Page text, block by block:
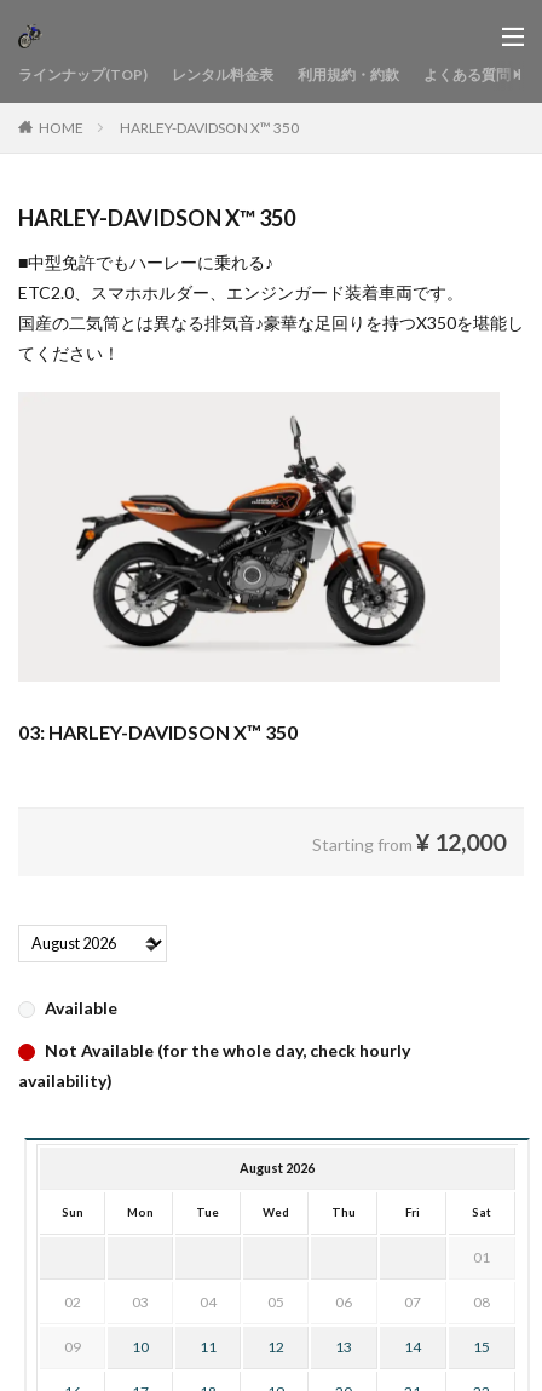
ラインナップ(TOP) レンタル料金表 利用規約・約款 よくある質問
HOME HARLEY-DAVIDSON X™ 350
HARLEY-DAVIDSON X™ 350
■中型免許でもハーレーに乗れる♪
ETC2.0、スマホホルダー、エンジンガード装着車両です。
国産の二気筒とは異なる排気音♪豪華な足回りを持つX350を堪能し
てください！
03: HARLEY-DAVIDSON X™ 350
Starting from ¥ 12,000
Available
Not Available (for the whole day, check hourly
availability)
August 2026
Sun Mon Tue Wed Thu Fri Sat
01
02 03 04 05 06 07 08
09 10 11 12 13 14 15